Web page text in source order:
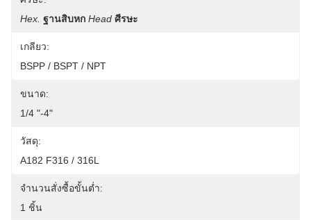
Hex. ฐานสิบหก Head ศีรษะ
เกลียว:
BSPP / BSPT / NPT
ขนาด:
1/4 "-4"
วัสดุ:
A182 F316 / 316L
จำนวนสั่งซื้อขั้นต่ำ:
1 ชิ้น